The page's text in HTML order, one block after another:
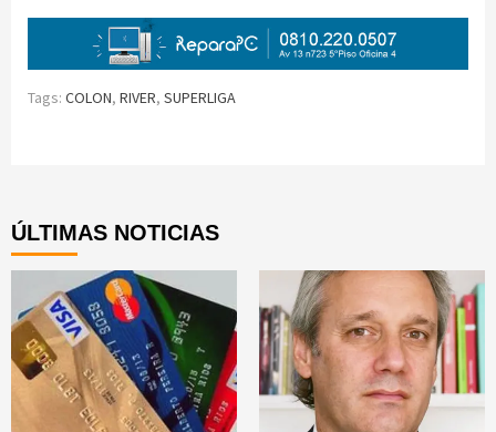
Tags: COLON, RIVER, SUPERLIGA
ÚLTIMAS NOTICIAS